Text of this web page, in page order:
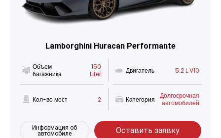
Lamborghini Huracan Performante
Объем
багажника
150
Liter
Двигатель 5.2 L V10
Кол-во мест 2 Категория
Долгосрочная
автомобилей
Информация об
автомобиле
Оставить заявку